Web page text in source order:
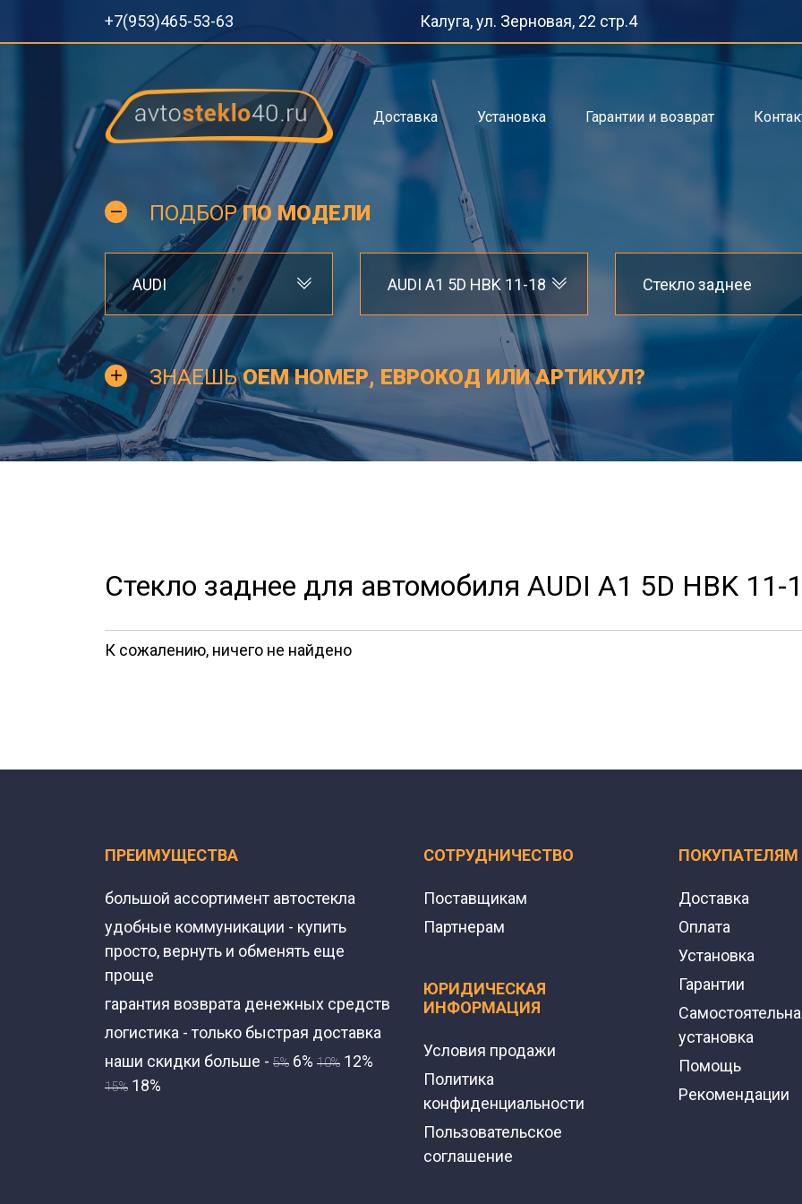
+7(953)465-53-63 Калуга, ул. Зерновая, 22 стр.4
Доставка Установка Гарантии и возврат
ПОДБОРПО МОДЕЛИ
AUDI AUDI A1 5D HBK 11-18 Стекло заднее
ЗНАЕШЬOEM НОМЕР, ЕВРОКОД ИЛИ АРТИКУЛ?
Стекло заднее для автомобиля AUDI A1 5D HBK 11-
К сожалению, ничего не найдено
ПРЕИМУЩЕСТВА
большой ассортимент автостекла
удобные коммуникации - купить
просто, вернуть и обменять еще
проще
гарантия возврата денежных средств
логистика - только быстрая доставка
наши скидки больше - 5% 6% 10% 12%
15% 18%
СОТРУДНИЧЕСТВО
Поставщикам
Партнерам
ЮРИДИЧЕСКАЯ
ИНФОРМАЦИЯ
Условия продажи
Политика
конфиденциальности
Пользовательское
соглашение
ПОКУПАТЕЛЯМ
Доставка
Оплата
Установка
Гарантии
установка
Помощь
Рекомендации